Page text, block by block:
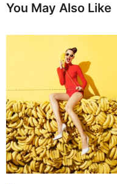
You May Also Like